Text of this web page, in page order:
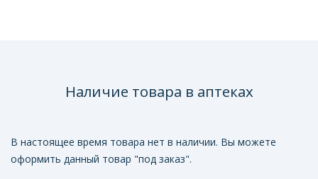
Наличие товара в аптеках
В настоящее время товара нет в наличии. Вы можете
оформить данный товар "под заказ".